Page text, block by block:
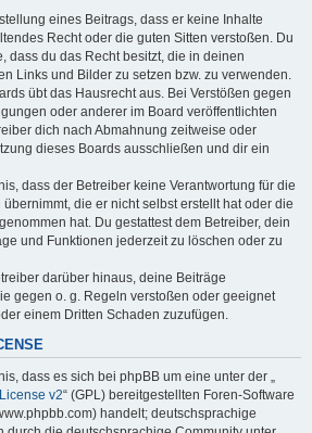
eines Beitrags, dass er keine Inhalte
Recht oder die guten Sitten verstoßen. Du
dass du das Recht besitzt, die in deinen
Links und Bilder zu setzen bzw. zu verwenden.
übt das Hausrecht aus. Bei Verstößen gegen
oder anderer im Board veröffentlichten
dich nach Abmahnung zeitweise oder
dieses Boards ausschließen und dir ein
dass der Betreiber keine Verantwortung für die
die er nicht selbst erstellt hat oder die
hat. Du gestattest dem Betreiber, dein
und Funktionen jederzeit zu löschen oder zu
darüber hinaus, deine Beiträge
gegen o. g. Regeln verstoßen oder geeignet
einem Dritten Schaden zuzufügen.
dass es sich bei phpBB um eine unter der „
v2“ (GPL) bereitgestellten Foren-Software
handelt; deutschsprachige